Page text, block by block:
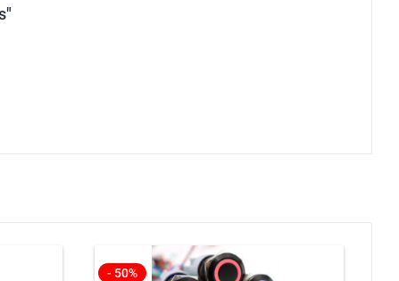
- 50%